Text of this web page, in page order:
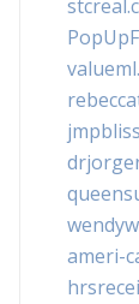
ameri-